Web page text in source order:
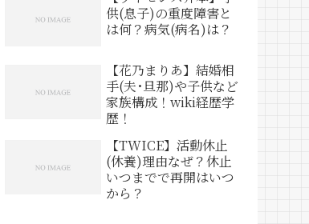
供(息子)の重度障害と
は何？病気(病名)は？
【花乃まりあ】結婚相
手(夫･旦那)や子供など
家族構成！wiki経歴学
歴！
【TWICE】活動休止
(休養)理由なぜ？休止
いつまでで再開はいつ
から？